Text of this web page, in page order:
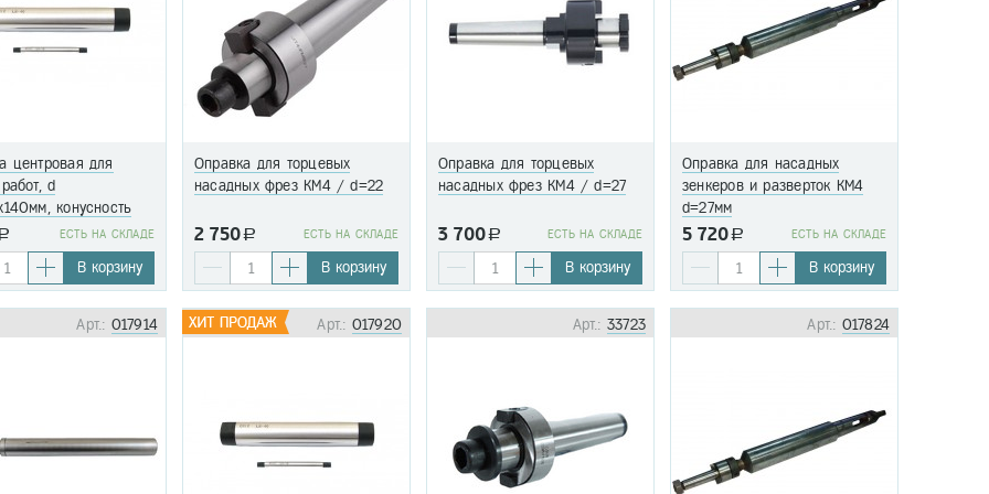
центровая для
d
конусность
15)
EСТЬ НА СКЛАДЕ
В корзину
Оправка для торцевых
насадных фрез КМ4 / d=22
2 750a EСТЬ НА СКЛАДЕ
В корзину
Оправка для торцевых
насадных фрез КМ4 / d=27
3 700a EСТЬ НА СКЛАДЕ
В корзину
Оправка для насадных
зенкеров и разверток КМ4
d=27мм
5 720a EСТЬ НА СКЛАДЕ
В корзину
Арт.: 017914 Арт.: 017920 Арт.: 33723 Арт.: 017824